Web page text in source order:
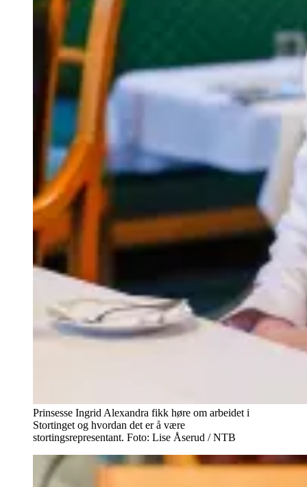
Prinsesse Ingrid Alexandra fikk høre om arbeidet i
Stortinget og hvordan det er å være
stortingsrepresentant. Foto: Lise Åserud / NTB